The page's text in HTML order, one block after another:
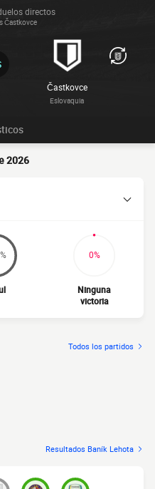
directos
Častkovce
Častkovce
Eslovaquia
2026
0%
Ninguna
victoria
Todos los partidos
Resultados Baník Lehota